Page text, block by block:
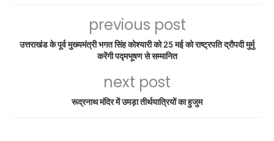
previous post
उत्तराखंड के पूर्व मुख्यमंत्री भगत सिंह कोश्यारी को 25 मई को राष्ट्रपति द्रौपदी मुर्मु
करेंगी पद्मभूषण से सम्मानित
next post
रूद्रनाथ मंदिर में उमड़ा तीर्थयात्रियों का हुजुम